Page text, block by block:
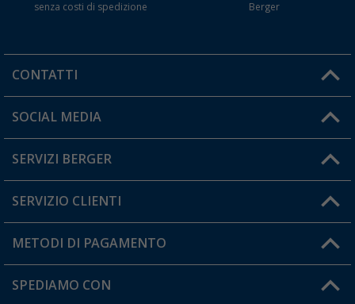
senza costi di spedizione
Berger
CONTATTI
Orari di apertura del servizio:
Hai una domanda?
SOCIAL MEDIA
SERVIZI BERGER
Diventare rivenditori
Il mio Account
SERVIZIO CLIENTI
Informazioni sulla spedizione
Resi
METODI DI PAGAMENTO
SPEDIAMO CON